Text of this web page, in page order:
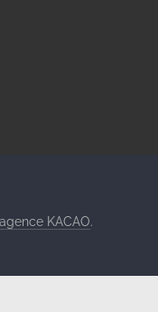
agence KACAO.